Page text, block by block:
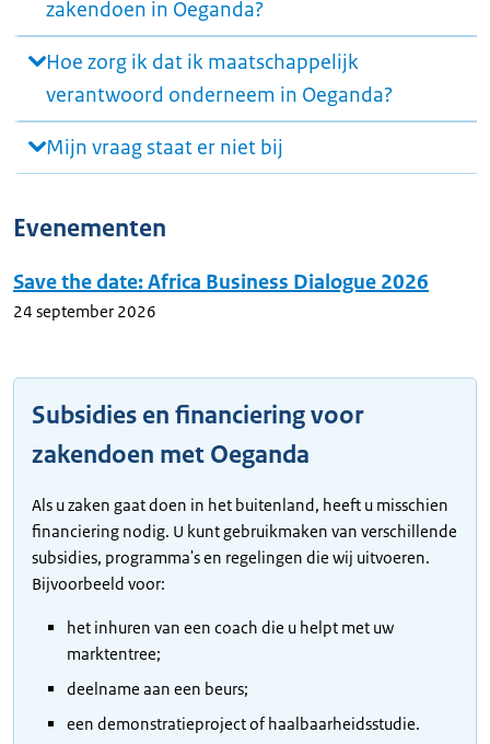
zakendoen in Oeganda?
Hoe zorg ik dat ik maatschappelijk
verantwoord onderneem in Oeganda?
Mijn vraag staat er niet bij
Evenementen
Save the date: Africa Business Dialogue 2026
24 september 2026
Subsidies en financiering voor
zakendoen met Oeganda
Als u zaken gaat doen in het buitenland, heeft u misschien
financiering nodig. U kunt gebruikmaken van verschillende
subsidies, programma's en regelingen die wij uitvoeren.
Bijvoorbeeld voor:
het inhuren van een coach die u helpt met uw
marktentree;
deelname aan een beurs;
een demonstratieproject of haalbaarheidsstudie.